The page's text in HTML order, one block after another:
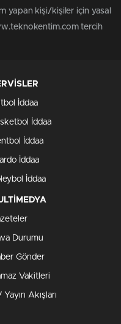
yapan kişi/kişiler için yasal
tercih
İddaa
İddaa
İddaa
İddaa
İddaa
Durumu
Gönder
Vakitleri
Yayın Akışları